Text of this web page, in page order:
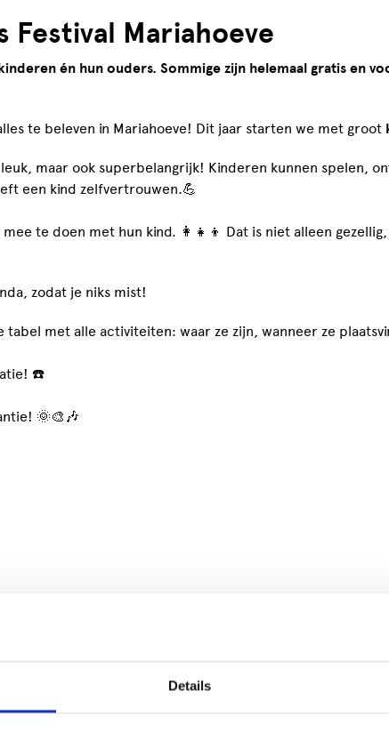
Details
Festival Mariahoeve
én hun ouders. Sommige zijn helemaal gratis en
te beleven in Mariahoeve! Dit jaar starten we met groot
maar ook superbelangrijk! Kinderen kunnen spelen,
een kind zelfvertrouwen.💪
te doen met hun kind. 👩‍👧‍👦 Dat is niet alleen
zodat je niks mist!
tabel met alle activiteiten: waar ze zijn, wanneer ze
☎️
🌞🎨🎶